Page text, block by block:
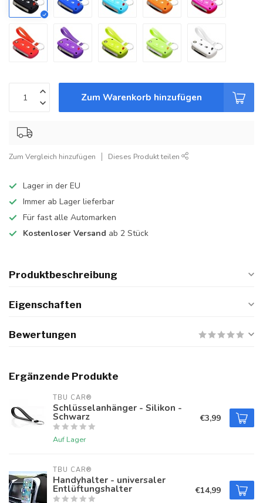
Zum Warenkorb hinzufügen
Zum Vergleich hinzufügen Dieses Produkt teilen
Lager in der EU
Immer ab Lager lieferbar
Für fast alle Automarken
Kostenloser Versand ab 2 Stück
Produktbeschreibung
Eigenschaften
Bewertungen
Ergänzende Produkte
TBU CAR®
Schlüsselanhänger - Silikon -
Schwarz
Auf Lager
€3,99
TBU CAR®
Handyhalter - universaler
Entlüftungshalter €14,99